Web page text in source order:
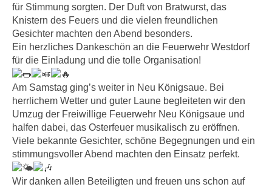
für Stimmung sorgten. Der Duft von Bratwurst, das
Knistern des Feuers und die vielen freundlichen
Gesichter machten den Abend besonders.
Ein herzliches Dankeschön an die Feuerwehr Westdorf
für die Einladung und die tolle Organisation!
Am Samstag ging’s weiter in Neu Königsaue. Bei
herrlichem Wetter und guter Laune begleiteten wir den
Umzug der Freiwillige Feuerwehr Neu Königsaue und
halfen dabei, das Osterfeuer musikalisch zu eröffnen.
Viele bekannte Gesichter, schöne Begegnungen und ein
stimmungsvoller Abend machten den Einsatz perfekt.
Wir danken allen Beteiligten und freuen uns schon auf